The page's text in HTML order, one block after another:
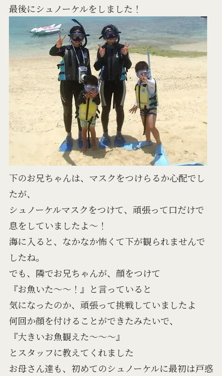
最後にシュノーケルをしました！
下のお兄ちゃんは、マスクをつけらるか心配でし
たが、
シュノーケルマスクをつけて、頑張って口だけで
息をしていましたよ～！
海に入ると、なかなか怖くて下が観られませんで
したね。
でも、隣でお兄ちゃんが、顔をつけて
『お魚いた～～！』と言っていると
気になったのか、頑張って挑戦していましたよ
何回か顔を付けることができたみたいで、
『大きいお魚観えた～～～』
とスタッフに教えてくれました
お母さん達も、初めてのシュノーケルに最初は戸惑